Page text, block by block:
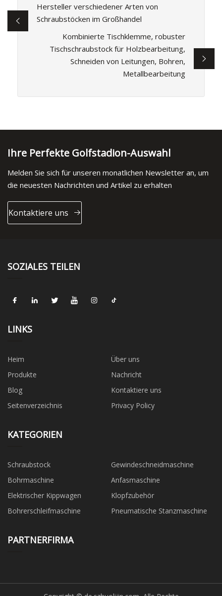
Hersteller verschiedener Arten von
Schraubstöcken im Großhandel
Kombinierte Tischklemme, robuster
Tischschraubstock für Holzbearbeitung,
Schneiden von Leitungen, Bohren,
Metallbearbeitung
Ihre Perfekte Golfstadion-Auswahl
Melden Sie sich für unseren monatlichen Newsletter an, um
die neuesten Nachrichten und Artikel zu erhalten
Kontaktiere uns
SOZIALES TEILEN
LINKS
Heim
Über uns
Produkte
Nachricht
Blog
Kontaktiere uns
Seitenverzeichnis
Privacy Policy
KATEGORIEN
Schraubstock
Gewindeschneidmaschine
Bohrmaschine
Anfasmaschine
Elektrischer Kippwagen
Klopfzubehör
Bohrerschleifmaschine
Pneumatische Stanzmaschine
PARTNERFIRMA